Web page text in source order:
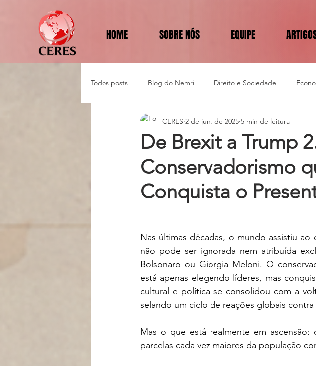
HOME SOBRE NÓS EQUIPE
Todos posts Blog do Nemri Direito e Sociedade
Política e Diplomacia
De Brexit a Trump
Conservadorismo
Conquista o
CERES 2 de jun. de 2025 5 min de leitura
Nas últimas décadas, o mundo assistiu
não pode ser ignorada nem atribuída
Bolsonaro ou Giorgia Meloni. O
está apenas elegendo líderes, mas
cultural e política se consolidou com a
selando um ciclo de reações globais
Mas o que está realmente em
parcelas cada vez maiores da população